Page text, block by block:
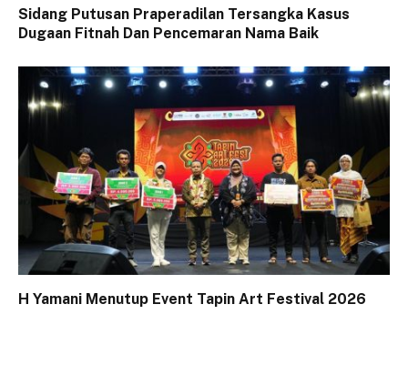
Sidang Putusan Praperadilan Tersangka Kasus
Dugaan Fitnah Dan Pencemaran Nama Baik
H Yamani Menutup Event Tapin Art Festival 2026